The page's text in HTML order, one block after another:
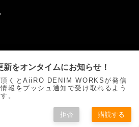
Movie 自作 お問い合わせ
DENIM WORKS.All Rights Reserved.
新をオンタイムにお知らせ！
頂くとAiiRO DENIM WORKSが発信
報をプッシュ通知で受け取れるよう
。
拒否 購読する